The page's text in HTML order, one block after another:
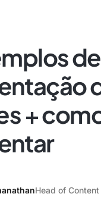
de
+
Head of Content